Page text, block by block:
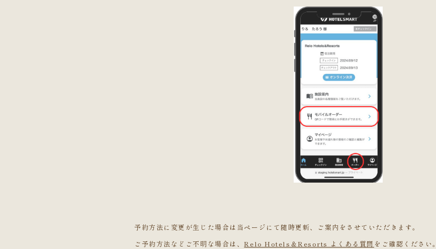
予約方法に変更が生じた場合は当ページにて随時更新、ご案内をさせていただきます。
ご予約方法などご不明な場合は、Relo Hotels＆Resorts よくある質問 をご確認ください。